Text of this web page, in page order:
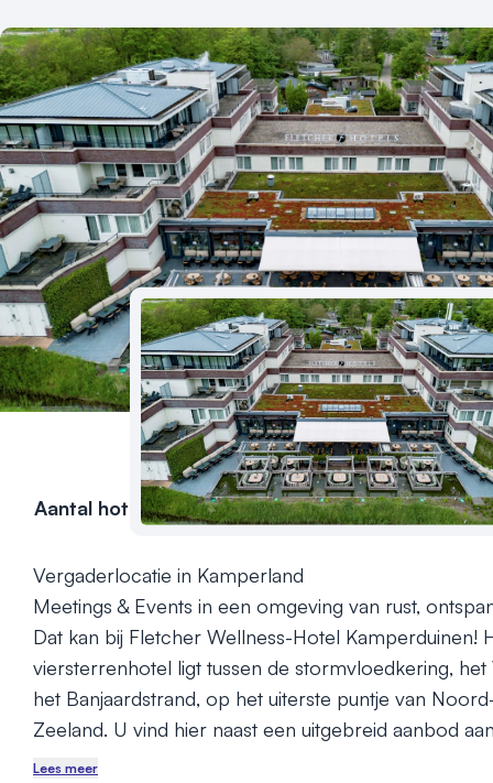
Aantal hotelkamers 79
Vergaderlocatie in Kamperland
Meetings & Events in een omgeving van rust,
Dat kan bij Fletcher Wellness-Hotel Kamperduinen!
viersterrenhotel ligt tussen de stormvloedkering,
het Banjaardstrand, op het uiterste puntje van
Zeeland. U vind hier naast een uitgebreid aanbod
faciliteiten en luxe overnachtingsmogelijkheden ook
Lees meer